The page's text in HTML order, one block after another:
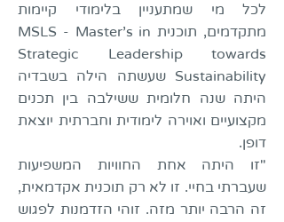
לכל מי שמתעניין בלימודי קיימות
מתקדמים, תוכנית MSLS - Master's in
Strategic Leadership towards
Sustainability שעשתה הילה בשבדיה
היתה שנה חלומית ששילבה בין תכנים
מקצועיים ואוירה לימודית וחברתית יוצאת
דופן.
"זו היתה אחת החוויות המשפיעות
שעברתי בחיי. זו לא רק תוכנית אקדמאית,
זה הרבה יותר מזה. זוהי הזדמנות לפגוש